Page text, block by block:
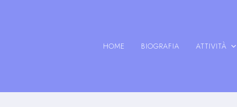
HOME BIOGRAFIA ATTIVITÀ